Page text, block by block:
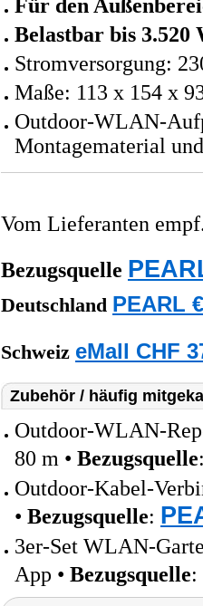
Für den
Belastbar bis 3.520
Stromversorgung:
Maße: 113 x 154 x
Outdoor-WLAN-
Montagematerial
Vom Lieferanten
Bezugsquelle
Deutschland PEARL
Schweiz eMall CHF
Zubehör / häufig
Outdoor-WLAN-
80 m • Bezugsquelle
Outdoor-Kabel-
• Bezugsquelle:
3er-Set WLAN-
App • Bezugsquelle: